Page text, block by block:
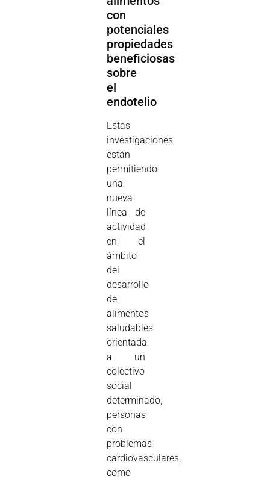
con
potenciales
propiedades
beneficiosas
sobre
el
endotelio
Estas
investigaciones
están
permitiendo
una
nueva
línea de
actividad
en el
ámbito
del
desarrollo
de
alimentos
saludables
orientada
a un
colectivo
social
determinado,
personas
con
problemas
cardiovasculares,
como